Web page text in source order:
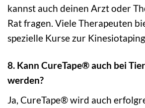
kannst auch deinen Arzt oder
Rat fragen. Viele Therapeuten
spezielle Kurse zur
8. Kann CureTape® auch bei
werden?
Ja, CureTape® wird auch